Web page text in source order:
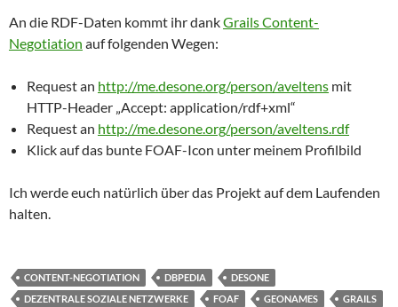
An die RDF-Daten kommt ihr dankGrails Content-
Negotiation auf folgenden Wegen:
Request an http://me.desone.org/person/aveltens mit
HTTP-Header „Accept: application/rdf+xml“
Request an http://me.desone.org/person/aveltens.rdf
Klick auf das bunte FOAF-Icon unter meinem Profilbild
Ich werde euch natürlich über das Projekt auf dem Laufenden
halten.
CONTENT-NEGOTIATION DBPEDIA
DESONE
DEZENTRALE SOZIALE NETZWERKE
FOAF GEONAMES
GRAILS